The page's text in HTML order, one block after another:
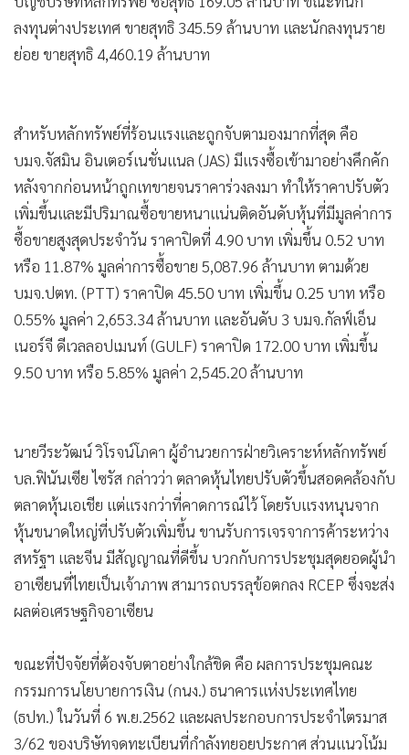
• SMEs
• หุ้น
• อินโดจีน
•
Celeb Online
Factcheck
ญี่ปุ่น
• News1
• Gotomanager
ลงทุนต่างประเทศ ขายสุทธิ 345.59 ล้านบาท และนักลงทุนราย
ย่อย ขายสุทธิ 4,460.19 ล้านบาท
สำหรับหลักทรัพย์ที่ร้อนแรงและถูกจับตามองมากที่สุด คือ
บมจ.จัสมิน อินเตอร์เนชั่นแนล (JAS) มีแรงซื้อเข้ามาอย่างคึกคัก
หลังจากก่อนหน้าถูกเทขายจนราคาร่วงลงมา ทำให้ราคาปรับตัว
เพิ่มขึ้นและมีปริมาณซื้อขายหนาแน่นติดอันดับหุ้นที่มีมูลค่าการ
ซื้อขายสูงสุดประจำวัน ราคาปิดที่ 4.90 บาท เพิ่มขึ้น 0.52 บาท
หรือ 11.87% มูลค่าการซื้อขาย 5,087.96 ล้านบาท ตามด้วย
บมจ.ปตท. (PTT) ราคาปิด 45.50 บาท เพิ่มขึ้น 0.25 บาท หรือ
0.55% มูลค่า 2,653.34 ล้านบาท และอันดับ 3 บมจ.กัลฟ์เอ็น
เนอร์จี ดีเวลลอปเมนท์ (GULF) ราคาปิด 172.00 บาท เพิ่มขึ้น
9.50 บาท หรือ 5.85% มูลค่า 2,545.20 ล้านบาท
นายวีระวัฒน์ วิโรจน์โภคา ผู้อำนวยการฝ่ายวิเคราะห์หลักทรัพย์
บล.ฟินันเซีย ไซรัส กล่าวว่า ตลาดหุ้นไทยปรับตัวขึ้นสอดคล้องกับ
ตลาดหุ้นเอเชีย แต่แรงกว่าที่คาดการณ์ไว้ โดยรับแรงหนุนจาก
หุ้นขนาดใหญ่ที่ปรับตัวเพิ่มขึ้น ขานรับการเจรจาการค้าระหว่าง
สหรัฐฯ และจีน มีสัญญาณที่ดีขึ้น บวกกับการประชุมสุดยอดผู้นำ
อาเซียนที่ไทยเป็นเจ้าภาพ สามารถบรรลุข้อตกลง RCEP ซึ่งจะส่ง
ผลต่อเศรษฐกิจอาเซียน
ขณะที่ปัจจัยที่ต้องจับตาอย่างใกล้ชิด คือ ผลการประชุมคณะ
กรรมการนโยบายการเงิน (กนง.) ธนาคารแห่งประเทศไทย
(ธปท.) ในวันที่ 6 พ.ย.2562 และผลประกอบการประจำไตรมาส
3/62 ของบริษัทจดทะเบียนที่กำลังทยอยประกาศ ส่วนแนวโน้ม